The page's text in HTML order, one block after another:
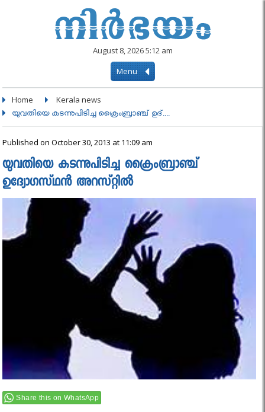
August 8, 2026 5:12 am
Menu
Home Kerala news
യുവതിയെ കടന്നുപിടിച്ച ക്രൈംബ്രാഞ്ച്‌ ഉദ്....
Published on October 30, 2013 at 11:09 am
യുവതിയെ കടന്നുപിടിച്ച ക്രൈംബ്രാഞ്ച്‌
ഉദ്യോഗസ്‌ഥന്‍ അറസ്‌റ്റില്‍
Share this on WhatsApp